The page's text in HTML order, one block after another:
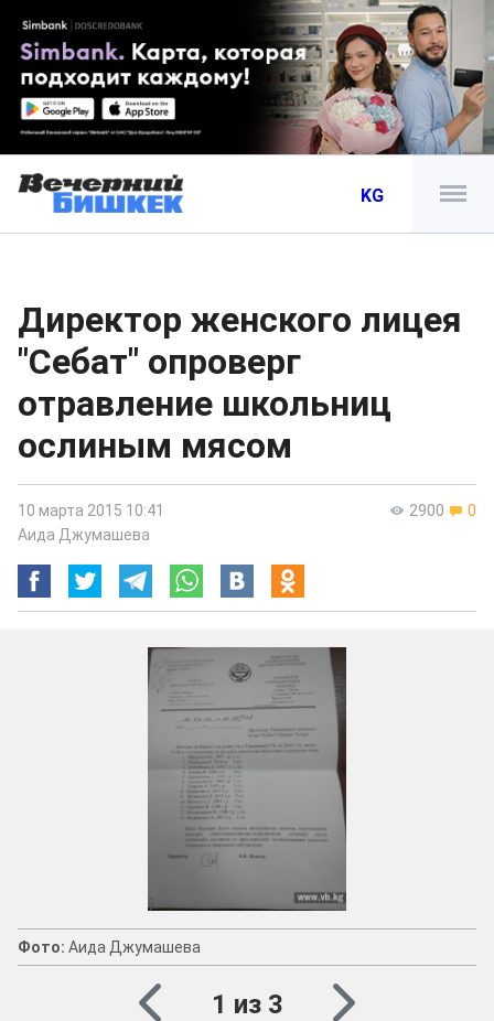
KG
Директор женского лицея
"Себат" опроверг
отравление школьниц
ослиным мясом
2900 0
10 марта 2015 10:41
Аида Джумашева
Фото: Аида Джумашева
1 из 3